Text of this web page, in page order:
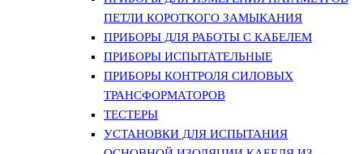
ПЕТЛИ КОРОТКОГО ЗАМЫКАНИЯ
ПРИБОРЫ ДЛЯ РАБОТЫ С КАБЕЛЕМ
ПРИБОРЫ ИСПЫТАТЕЛЬНЫЕ
ПРИБОРЫ КОНТРОЛЯ СИЛОВЫХ
ТРАНСФОРМАТОРОВ
ТЕСТЕРЫ
УСТАНОВКИ ДЛЯ ИСПЫТАНИЯ